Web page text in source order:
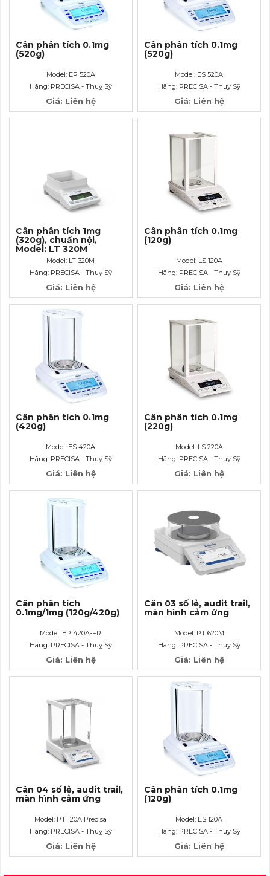
Cân phân tích 0.1mg
(520g)
Model: EP 520A
Hãng: PRECISA - Thuỵ Sỹ
Giá: Liên hệ
Cân phân tích 0.1mg
(520g)
Model: ES 520A
Hãng: PRECISA - Thuỵ Sỹ
Giá: Liên hệ
Cân phân tích 1mg
(320g), chuẩn nội,
Model: LT 320M
Model: LT 320M
Hãng: PRECISA - Thuỵ Sỹ
Giá: Liên hệ
Cân phân tích 0.1mg
(120g)
Model: LS 120A
Hãng: PRECISA - Thuỵ Sỹ
Giá: Liên hệ
Cân phân tích 0.1mg
(420g)
Model: ES 420A
Hãng: PRECISA - Thuỵ Sỹ
Giá: Liên hệ
Cân phân tích 0.1mg
(220g)
Model: LS 220A
Hãng: PRECISA - Thuỵ Sỹ
Giá: Liên hệ
Cân phân tích
0.1mg/1mg (120g/420g)
Model: EP 420A-FR
Hãng: PRECISA - Thuỵ Sỹ
Giá: Liên hệ
Cân 03 số lẻ, audit trail,
màn hình cảm ứng
Model: PT 620M
Hãng: PRECISA - Thuỵ Sỹ
Giá: Liên hệ
Cân 04 số lẻ, audit trail,
màn hình cảm ứng
Model: PT 120A Precisa
Hãng: PRECISA - Thuỵ Sỹ
Giá: Liên hệ
Cân phân tích 0.1mg
(120g)
Model: ES 120A
Hãng: PRECISA - Thuỵ Sỹ
Giá: Liên hệ